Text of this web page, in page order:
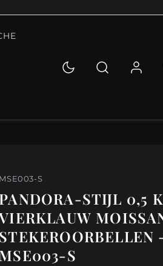
MSE003-S
PANDORA-STIJL 0,5
STEKEROORBELLEN
MSE003-S